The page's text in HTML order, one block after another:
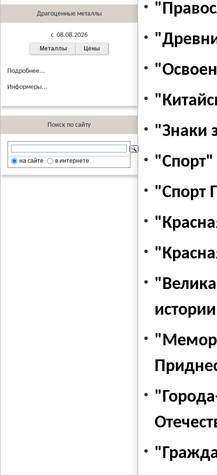
Драгоценные металлы
c 08.08.2026
Металлы Цены
Подробнее...
Информеры...
Поиск по сайту
на сайте в интернете
"Знаки
"Спорт"
"Спорт